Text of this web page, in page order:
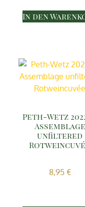
In den
Peth-Wetz
Assemblage
unfiltered
8,95 €